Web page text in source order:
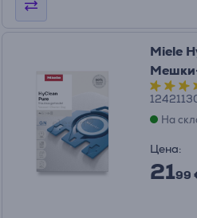
Miele
На
Цена:
2199